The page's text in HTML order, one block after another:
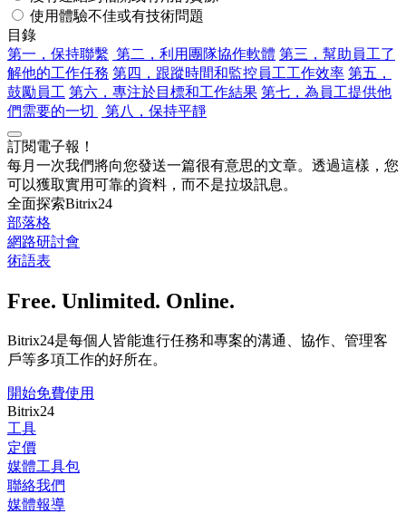
使用體驗不佳或有技術問題
目錄
第一，保持聯繫 第二，利用團隊協作軟體 第三，幫助員工了
解他的工作任務 第四，跟蹤時間和監控員工工作效率 第五，
鼓勵員工 第六，專注於目標和工作結果 第七，為員工提供他
們需要的一切
第八，保持平靜
訂閱電子報！
每月一次我們將向您發送一篇很有意思的文章。透過這樣，您
可以獲取實用可靠的資料，而不是拉圾訊息。
全面探索Bitrix24
部落格
網路研討會
術語表
Free. Unlimited. Online.
Bitrix24是每個人皆能進行任務和專案的溝通、協作、管理客
戶等多項工作的好所在。
開始免費使用
Bitrix24
工具
定價
媒體工具包
聯絡我們
媒體報導